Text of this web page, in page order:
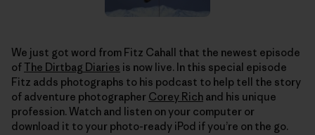
We just got word from Fitz Cahall that the newest episode
ofThe Dirtbag Diaries is now live. In this special episode
Fitz adds photographs to his podcast to help tell the story
of adventure photographer Corey Rich and his unique
profession. Watch and listen on your computer or
download it to your photo-ready iPod if you’re on the go.